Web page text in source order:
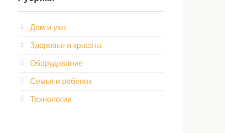
Дом и уют
Здоровье и красота
Оборудование
Семья и ребенок
Технологии